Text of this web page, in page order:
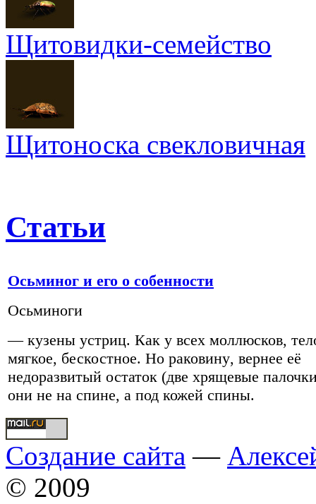
Щитовидки-семейство
Щитоноска свекловичная
Статьи
Осьминог и его о собенности
Осьминоги
— кузены устриц. Как у всех моллюсков,
мягкое, бескостное. Но раковину, вернее её
недоразвитый остаток (две хрящевые
они не на спине, а под кожей спины.
Создание сайта —
© 2009